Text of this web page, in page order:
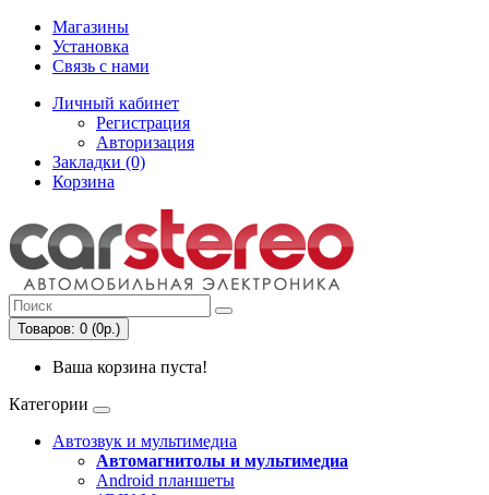
Магазины
Установка
Связь с нами
Личный кабинет
Регистрация
Авторизация
Закладки (0)
Корзина
Товаров: 0 (0р.)
Ваша корзина пуста!
Категории
Автозвук и мультимедиа
Автомагнитолы и мультимедиа
Android планшеты